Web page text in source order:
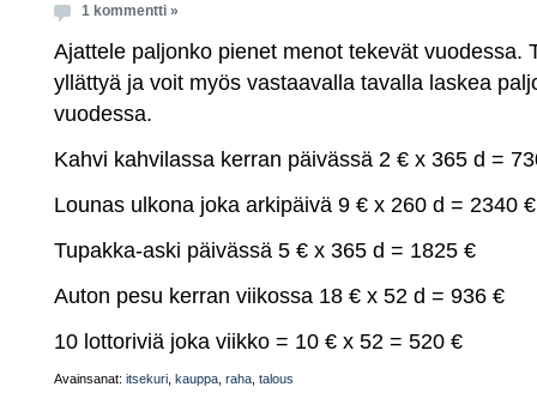
1 kommentti »
Ajattele paljonko pienet menot tekevät vuodessa.
yllättyä ja voit myös vastaavalla tavalla laskea
vuodessa.
Kahvi kahvilassa kerran päivässä 2 € x 365 d =
Lounas ulkona joka arkipäivä 9 € x 260 d = 2340 €
Tupakka-aski päivässä 5 € x 365 d = 1825 €
Auton pesu kerran viikossa 18 € x 52 d = 936 €
10 lottoriviä joka viikko = 10 € x 52 = 520 €
Avainsanat: itsekuri kauppa raha talous